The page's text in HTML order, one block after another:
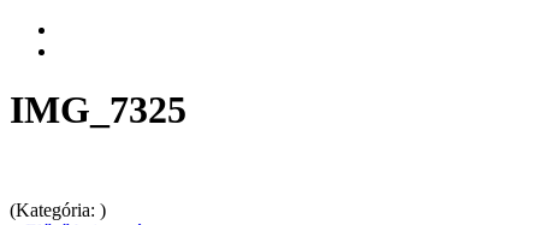
IMG_7325
(Kategória: )